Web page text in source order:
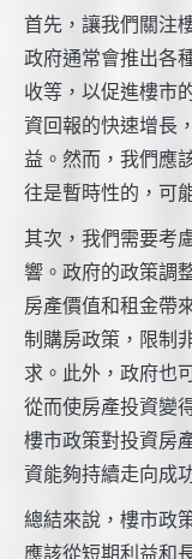
首先，讓我們關注
政府通常會推出各
收等，以促進樓市
資回報的快速增長
益。然而，我們應
往是暫時性的，可
其次，我們需要考
響。政府的政策調
房產價值和租金帶
制購房政策，限制
求。此外，政府也
從而使房產投資變
樓市政策對投資房
資能夠持續走向成
總結來說，樓市政
應該從短期利益和